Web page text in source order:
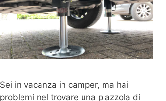
Sei in vacanza in camper, ma hai
problemi nel trovare una piazzola di